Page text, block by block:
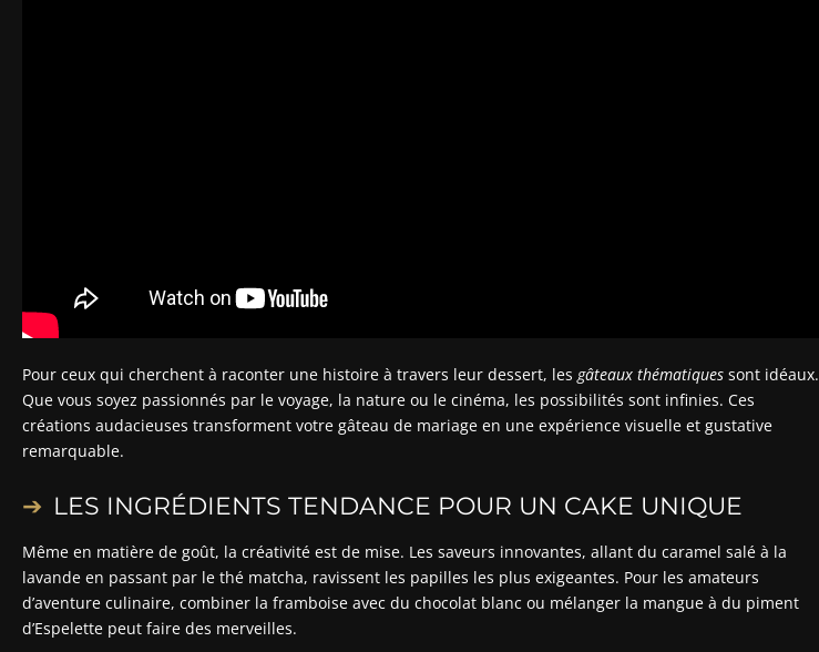
Pour ceux qui cherchent à raconter une histoire à travers leur dessert, les gâteaux thématiques sont idéaux.
Que vous soyez passionnés par le voyage, la nature ou le cinéma, les possibilités sont infinies. Ces
créations audacieuses transforment votre gâteau de mariage en une expérience visuelle et gustative
remarquable.
LES INGRÉDIENTS TENDANCE POUR UN CAKE UNIQUE
Même en matière de goût, la créativité est de mise. Les saveurs innovantes, allant du caramel salé à la
lavande en passant par le thé matcha, ravissent les papilles les plus exigeantes. Pour les amateurs
d’aventure culinaire, combiner la framboise avec du chocolat blanc ou mélanger la mangue à du piment
d’Espelette peut faire des merveilles.